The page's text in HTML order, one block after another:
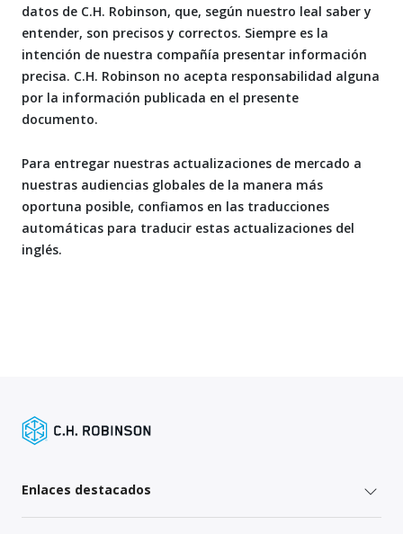
datos de C.H. Robinson, que, según nuestro leal saber y
entender, son precisos y correctos. Siempre es la
intención de nuestra compañía presentar información
precisa. C.H. Robinson no acepta responsabilidad alguna
por la información publicada en el presente
documento.
Para entregar nuestras actualizaciones de mercado a
nuestras audiencias globales de la manera más
oportuna posible, confiamos en las traducciones
automáticas para traducir estas actualizaciones del
inglés.
Enlaces destacados